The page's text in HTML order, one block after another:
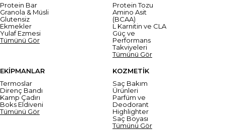
Protein Bar
Granola & Müsli
Glutensiz
Ekmekler
Yulaf Ezmesi
Tümünü Gör
Protein Tozu
Amino Asit
(BCAA)
L Karnitin ve CLA
Güç ve
Performans
Takviyeleri
Tümünü Gör
EKİPMANLAR
Termoslar
Direnç Bandı
Kamp Çadırı
Boks Eldiveni
Tümünü Gör
KOZMETİK
Saç Bakım
Ürünleri
Parfüm ve
Deodorant
Highlighter
Saç Boyası
Tümünü Gör